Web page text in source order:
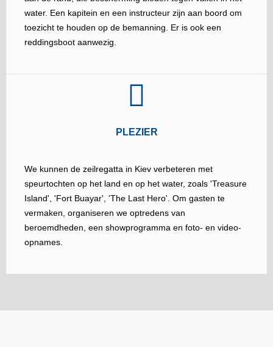
water. Een kapitein en een instructeur zijn aan boord om
toezicht te houden op de bemanning. Er is ook een
reddingsboot aanwezig.
PLEZIER
We kunnen de zeilregatta in Kiev verbeteren met
speurtochten op het land en op het water, zoals 'Treasure
Island', 'Fort Buayar', 'The Last Hero'. Om gasten te
vermaken, organiseren we optredens van
beroemdheden, een showprogramma en foto- en video-
opnames.